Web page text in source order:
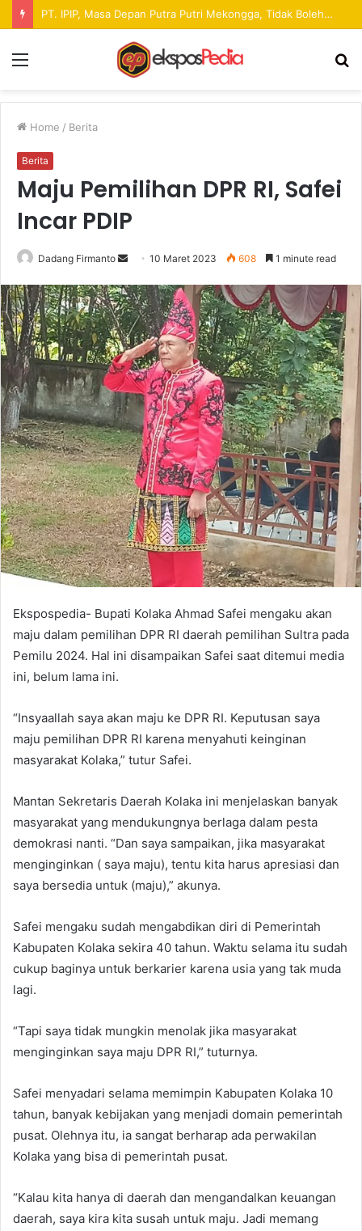
Pekan Raya ANTAM Hadirkan Ruang Promosi UMKM dan Hiburan bagi Masyarakat
Home / Berita
Berita
Maju Pemilihan DPR RI, Safei
Incar PDIP
Dadang Firmanto
n
d
a
n
e
m
i
l
10 Maret 2023 608 1 minute read
Ekspospedia- Bupati Kolaka Ahmad Safei mengaku akan
maju dalam pemilihan DPR RI daerah pemilihan Sultra pada
Pemilu 2024. Hal ini disampaikan Safei saat ditemui media
ini, belum lama ini.
“Insyaallah saya akan maju ke DPR RI. Keputusan saya
maju pemilihan DPR RI karena menyahuti keinginan
masyarakat Kolaka,” tutur Safei.
Mantan Sekretaris Daerah Kolaka ini menjelaskan banyak
masyarakat yang mendukungnya berlaga dalam pesta
demokrasi nanti. “Dan saya sampaikan, jika masyarakat
menginginkan ( saya maju), tentu kita harus apresiasi dan
saya bersedia untuk (maju),” akunya.
Safei mengaku sudah mengabdikan diri di Pemerintah
Kabupaten Kolaka sekira 40 tahun. Waktu selama itu sudah
cukup baginya untuk berkarier karena usia yang tak muda
lagi.
“Tapi saya tidak mungkin menolak jika masyarakat
menginginkan saya maju DPR RI,” tuturnya.
Safei menyadari selama memimpin Kabupaten Kolaka 10
tahun, banyak kebijakan yang menjadi domain pemerintah
pusat. Olehnya itu, ia sangat berharap ada perwakilan
Kolaka yang bisa di pemerintah pusat.
“Kalau kita hanya di daerah dan mengandalkan keuangan
daerah, saya kira kita susah untuk maju. Jadi memang